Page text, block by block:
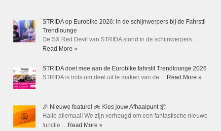
STRIDA op Eurobike 2026: in de schijnwerpers bij de Fahrstil
Trendlounge
De SX Red Devil van STRIDA stond in de schijnwerpers …
Read More »
STRIDA doet mee aan de Eurobike fahrstil Trendlounge 2026
STRIDA is trots om deel uit te maken van de … Read More »
🎉 Nieuwe feature! 🚲 Kies jouw Afhaalpunt 📦
Hallo allemaal! We zijn verheugd om een fantastische nieuwe
functie … Read More »